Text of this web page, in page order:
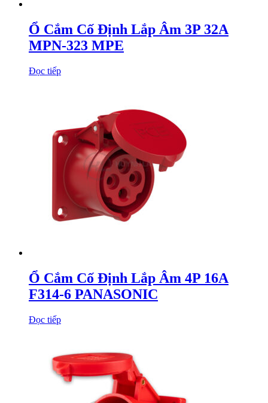
Ổ Cắm Cố Định Lắp Âm 3P 32A
MPN-323 MPE
Đọc tiếp
Ổ Cắm Cố Định Lắp Âm 4P 16A
F314-6 PANASONIC
Đọc tiếp